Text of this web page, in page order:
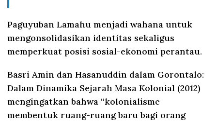
Paguyuban Lamahu menjadi wahana untuk
mengonsolidasikan identitas sekaligus
memperkuat posisi sosial-ekonomi perantau.
Basri Amin dan Hasanuddin dalam Gorontalo:
Dalam Dinamika Sejarah Masa Kolonial (2012)
mengingatkan bahwa “kolonialisme
membentuk ruang-ruang baru bagi orang